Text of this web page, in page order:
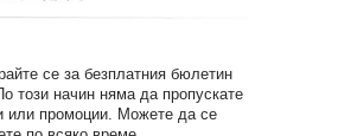
се за безплатния бюлетин
този начин няма да пропускате
или промоции. Можете да се